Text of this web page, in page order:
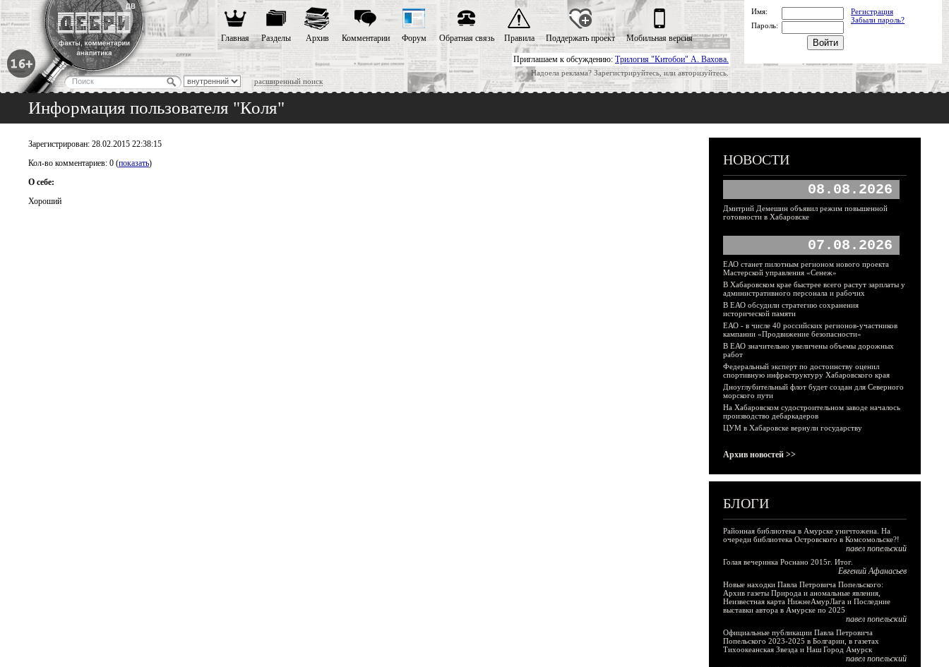
Приглашаем к обсуждению: Трилогия "Китобои" А. Вахова.
Надоела реклама? Зарегистрируйтесь, или авторизуйтесь.
расширенный поиск
Главная Разделы Архив Комментарии Форум Обратная связь Правила Поддержать проект Мобильная версия
Имя:
Регистрация
Забыли пароль?
Пароль:
Информация пользователя "Коля"
Зарегистрирован: 28.02.2015 22:38:15
Кол-во комментариев: 0 (показать)
О себе:
Хороший
НОВОСТИ
08.08.2026
Дмитрий Демешин объявил режим повышенной
готовности в Хабаровске
07.08.2026
ЕАО станет пилотным регионом нового проекта
Мастерской управления «Сенеж»
В Хабаровском крае быстрее всего растут зарплаты у
административного персонала и рабочих
В ЕАО обсудили стратегию сохранения
исторической памяти
ЕАО - в числе 40 российских регионов-участников
кампании «Продвижение безопасности»
В ЕАО значительно увеличены объемы дорожных
работ
Федеральный эксперт по достоинству оценил
спортивную инфраструктуру Хабаровского края
Дноуглубительный флот будет создан для Северного
морского пути
На Хабаровском судостроительном заводе началось
производство дебаркадеров
ЦУМ в Хабаровске вернули государству
Архив новостей >>
БЛОГИ
Районная библиотека в Амурске уничтожена. На
очереди библиотека Островского в Комсомольске?!
павел попельский
Голая вечеринка Роснано 2015г. Итог.
Евгений Афанасьев
Новые находки Павла Петровича Попельского:
Архив газеты Природа и аномальные явления,
Неизвестная карта НижнеАмурЛага и Последние
выставки автора в Амурске по 2025
павел попельский
Официальные публикации Павла Петровича
Попельского 2023-2025 в Болгарии, в газетах
Тихоокеанская Звезда и Наш Город Амурск
павел попельский